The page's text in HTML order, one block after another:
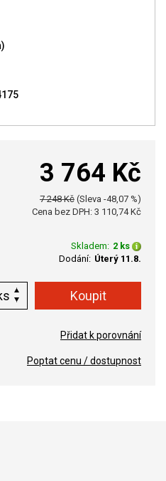
3 764 Kč
7 248 Kč (Sleva -48,07 %)
Cena bez DPH: 3 110,74 Kč
Skladem: 2 ks
Dodání: Úterý 11.8.
Přidat k porovnání
Poptat cenu / dostupnost